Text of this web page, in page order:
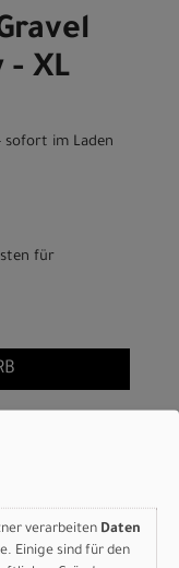
- XL
sofort im Laden
für
XXS
verarbeiten Daten
Einige sind für den